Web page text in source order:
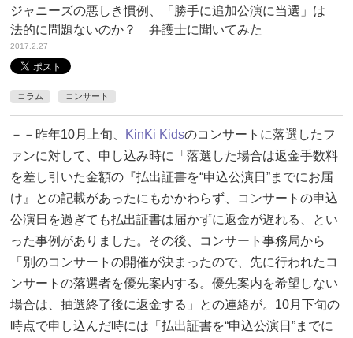
ジャニーズの悪しき慣例、「勝手に追加公演に当選」は
法的に問題ないのか？ 弁護士に聞いてみた
2017.2.27
コラム コンサート
－－昨年10月上旬、 KinKi Kidsのコンサートに落選したフ
ァンに対して、申し込み時に「落選した場合は返金手数料
を差し引いた金額の『払出証書を“申込公演日”までにお届
け』との記載があったにもかかわらず、コンサートの申込
公演日を過ぎても払出証書は届かずに返金が遅れる、とい
った事例がありました。その後、コンサート事務局から
「別のコンサートの開催が決まったので、先に行われたコ
ンサートの落選者を優先案内する。優先案内を希望しない
場合は、抽選終了後に返金する」との連絡が。10月下旬の
時点で申し込んだ時には「払出証書を“申込公演日”までに